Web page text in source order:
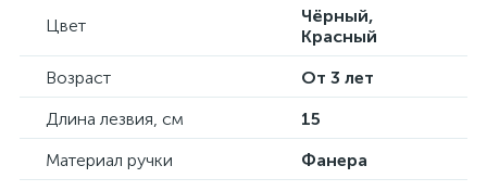
Цвет
Чёрный,
Красный
Возраст
От 3 лет
Длина лезвия, см
15
Материал ручки
Фанера